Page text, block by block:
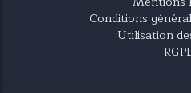
Conditions
Utilisation